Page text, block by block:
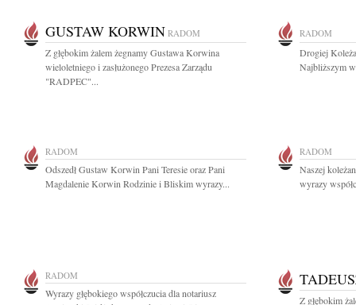
GUSTAW KORWIN RADOM
Z głębokim żalem żegnamy Gustawa Korwina
wieloletniego i zasłużonego Prezesa Zarządu
"RADPEC"...
RADOM
Drogiej
Najbliższym
RADOM
Odszedł Gustaw Korwin Pani Teresie oraz Pani
Magdalenie Korwin Rodzinie i Bliskim wyrazy...
RADOM
Naszej
wyrazy
RADOM
Wyrazy głębokiego współczucia dla notariusz
Z głębokim